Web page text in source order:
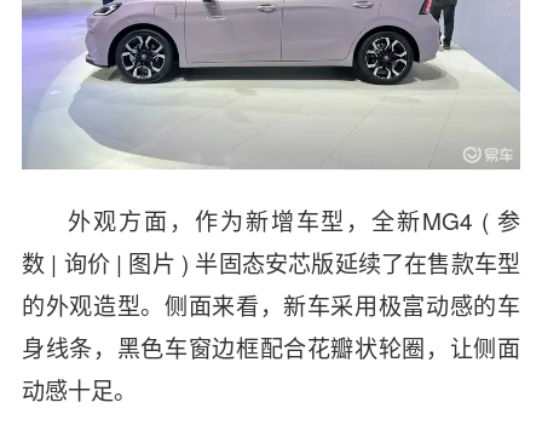
外观方面，作为新增车型，全新MG4 ( 参
数 | 询价 | 图片 ) 半固态安芯版延续了在售款车型
的外观造型。侧面来看，新车采用极富动感的车
身线条，黑色车窗边框配合花瓣状轮圈，让侧面
动感十足。